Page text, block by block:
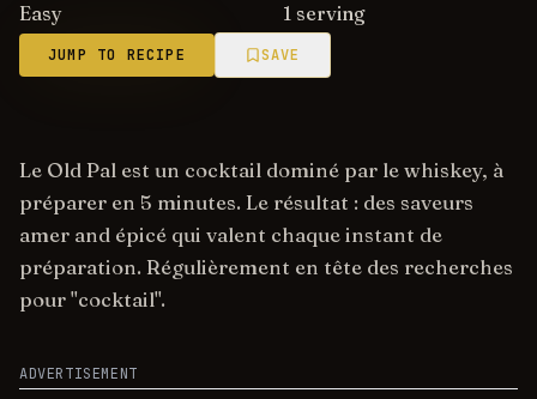
Easy 1 serving
JUMP TO RECIPE SAVE
Le Old Pal est un cocktail dominé par le whiskey, à
préparer en 5 minutes. Le résultat : des saveurs
amer and épicé qui valent chaque instant de
préparation. Régulièrement en tête des recherches
pour "cocktail".
ADVERTISEMENT